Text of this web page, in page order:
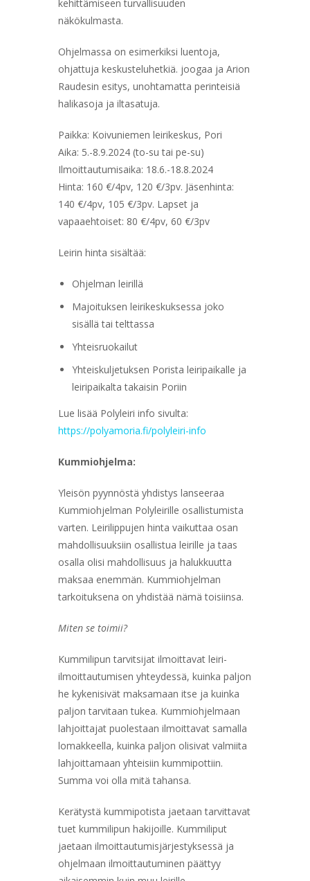
kehittämiseen turvallisuuden
näkökulmasta.
Ohjelmassa on esimerkiksi luentoja,
ohjattuja keskusteluhetkiä. joogaa ja Arion
Raudesin esitys, unohtamatta perinteisiä
halikasoja ja iltasatuja.
Paikka: Koivuniemen leirikeskus, Pori
Aika: 5.-8.9.2024 (to-su tai pe-su)
Ilmoittautumisaika: 18.6.-18.8.2024
Hinta: 160 €/4pv, 120 €/3pv. Jäsenhinta:
140 €/4pv, 105 €/3pv. Lapset ja
vapaaehtoiset: 80 €/4pv, 60 €/3pv
Leirin hinta sisältää:
Ohjelman leirillä
Majoituksen leirikeskuksessa joko
sisällä tai telttassa
Yhteisruokailut
Yhteiskuljetuksen Porista leiripaikalle ja
leiripaikalta takaisin Poriin
Lue lisää Polyleiri info sivulta:
https://polyamoria.fi/polyleiri-info
Kummiohjelma:
Yleisön pyynnöstä yhdistys lanseeraa
Kummiohjelman Polyleirille osallistumista
varten. Leirilippujen hinta vaikuttaa osan
mahdollisuuksiin osallistua leirille ja taas
osalla olisi mahdollisuus ja halukkuutta
maksaa enemmän. Kummiohjelman
tarkoituksena on yhdistää nämä toisiinsa.
Miten se toimii?
Kummilipun tarvitsijat ilmoittavat leiri-
ilmoittautumisen yhteydessä, kuinka paljon
he kykenisivät maksamaan itse ja kuinka
paljon tarvitaan tukea. Kummiohjelmaan
lahjoittajat puolestaan ilmoittavat samalla
lomakkeella, kuinka paljon olisivat valmiita
lahjoittamaan yhteisiin kummipottiin.
Summa voi olla mitä tahansa.
Kerätystä kummipotista jaetaan tarvittavat
tuet kummilipun hakijoille. Kummiliput
jaetaan ilmoittautumisjärjestyksessä ja
ohjelmaan ilmoittautuminen päättyy